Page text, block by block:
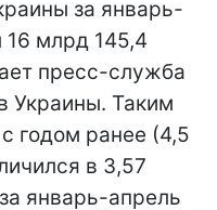
за январь-
16 млрд 145,4
пресс-служба
Украины. Таким
годом ранее (4,5
в 3,57
январь-апрель